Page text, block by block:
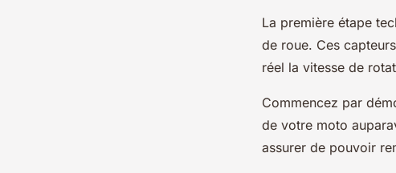
La première étape
de roue. Ces
réel la vitesse de
Commencez par
de votre moto
assurer de pouvoir